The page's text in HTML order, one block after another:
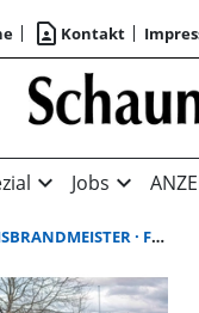
contact_page Kontakt
expand_more Jobs expand_more
FEUERWEHR LANDKREIS SCHAUMBURG